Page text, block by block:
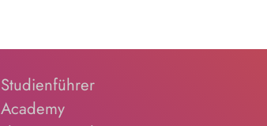
Studienführer
Academy